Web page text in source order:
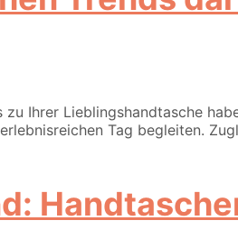
Ihrer Lieblingshandtasche
Tag begleiten.